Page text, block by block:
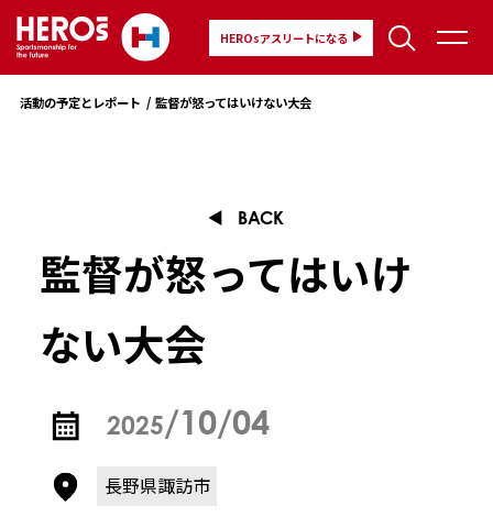
HEROsアスリートになる
活動の予定とレポート 監督が怒ってはいけない大会
BACK
監督が怒ってはいけ
ない大会
2025/10/04
長野県諏訪市